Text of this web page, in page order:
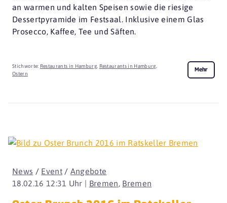
an warmen und kalten Speisen sowie die riesige
Dessertpyramide im Festsaal. Inklusive einem Glas
Prosecco, Kaffee, Tee und Säften.
Stichworte: Restaurants in Hamburg, Restaurants in Hamburg,
Ostern
Mehr
18.02.16 12:31 Uhr | Bremen, Bremen
News / Event/ Angebote